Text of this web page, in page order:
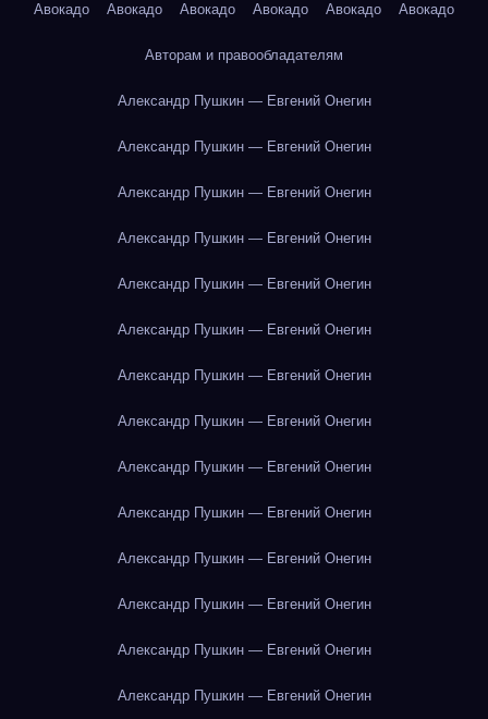
Авокадо Авокадо Авокадо Авокадо Авокадо Авокадо
Авторам и правообладателям
Александр Пушкин — Евгений Онегин
Александр Пушкин — Евгений Онегин
Александр Пушкин — Евгений Онегин
Александр Пушкин — Евгений Онегин
Александр Пушкин — Евгений Онегин
Александр Пушкин — Евгений Онегин
Александр Пушкин — Евгений Онегин
Александр Пушкин — Евгений Онегин
Александр Пушкин — Евгений Онегин
Александр Пушкин — Евгений Онегин
Александр Пушкин — Евгений Онегин
Александр Пушкин — Евгений Онегин
Александр Пушкин — Евгений Онегин
Александр Пушкин — Евгений Онегин